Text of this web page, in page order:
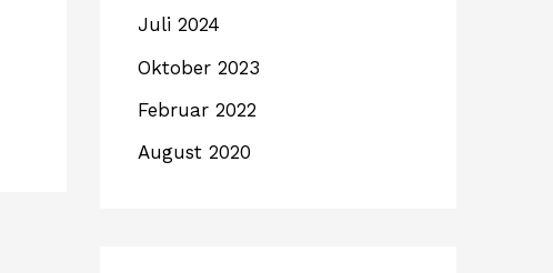
Juli 2024
Oktober 2023
Februar 2022
August 2020